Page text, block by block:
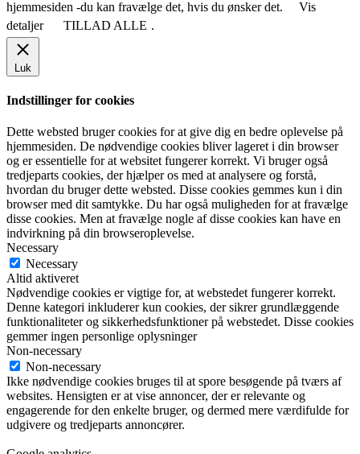
hjemmesiden -du kan fravælge det, hvis du ønsker det.
Vis
detaljer
TILLAD ALLE .
Luk
Indstillinger for cookies
Dette websted bruger cookies for at give dig en bedre oplevelse på
hjemmesiden. De nødvendige cookies bliver lageret i din browser
og er essentielle for at websitet fungerer korrekt. Vi bruger også
tredjeparts cookies, der hjælper os med at analysere og forstå,
hvordan du bruger dette websted. Disse cookies gemmes kun i din
browser med dit samtykke. Du har også muligheden for at fravælge
disse cookies. Men at fravælge nogle af disse cookies kan have en
indvirkning på din browseroplevelse.
Necessary
Necessary
Altid aktiveret
Nødvendige cookies er vigtige for, at webstedet fungerer korrekt.
Denne kategori inkluderer kun cookies, der sikrer grundlæggende
funktionaliteter og sikkerhedsfunktioner på webstedet. Disse cookies
gemmer ingen personlige oplysninger
Non-necessary
Non-necessary
Ikke nødvendige cookies bruges til at spore besøgende på tværs af
websites. Hensigten er at vise annoncer, der er relevante og
engagerende for den enkelte bruger, og dermed mere værdifulde for
udgivere og tredjeparts annoncører.